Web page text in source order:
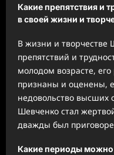
Какие препятствия и
в своей жизни и
В жизни и творчестве
препятствий и
молодом возрасте,
признаны и оценены,
недовольство высших
Шевченко стал
дважды был
Какие периоды можно